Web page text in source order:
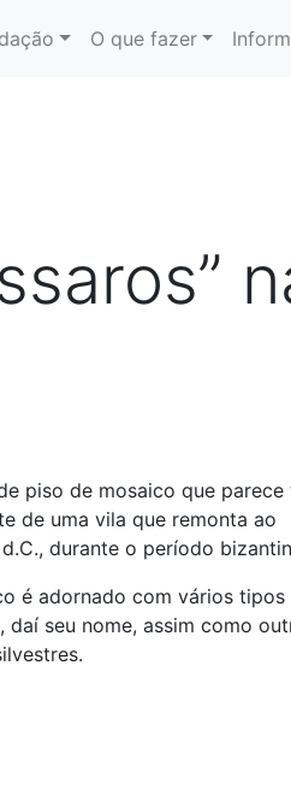
O que fazer
piso de mosaico que parece
de uma vila que remonta ao
durante o período
é adornado com vários tipos
daí seu nome, assim como